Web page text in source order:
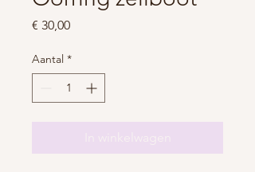
€ 30,00Prijs
Aantal *